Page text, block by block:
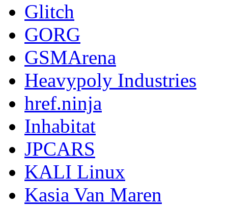
Glitch
GORG
GSMArena
Heavypoly Industries
href.ninja
Inhabitat
JPCARS
KALI Linux
Kasia Van Maren